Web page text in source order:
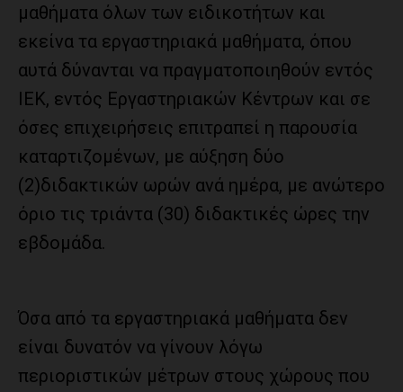
μαθήματα όλων των ειδικοτήτων και
εκείνα τα εργαστηριακά μαθήματα, όπου
αυτά δύνανται να πραγματοποιηθούν εντός
ΙΕΚ, εντός Εργαστηριακών Κέντρων και σε
όσες επιχειρήσεις επιτραπεί η παρουσία
καταρτιζομένων, με αύξηση δύο
(2)διδακτικών ωρών ανά ημέρα, με ανώτερο
όριο τις τριάντα (30) διδακτικές ώρες την
εβδομάδα.
Όσα από τα εργαστηριακά μαθήματα δεν
είναι δυνατόν να γίνουν λόγω
περιοριστικών μέτρων στους χώρους που